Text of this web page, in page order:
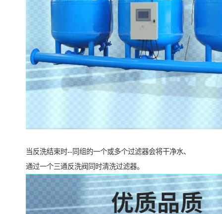
当反洗结束时--同组的一个或多个过滤器会将干净水、
通过一个三通反洗阀同时清洗过滤器。